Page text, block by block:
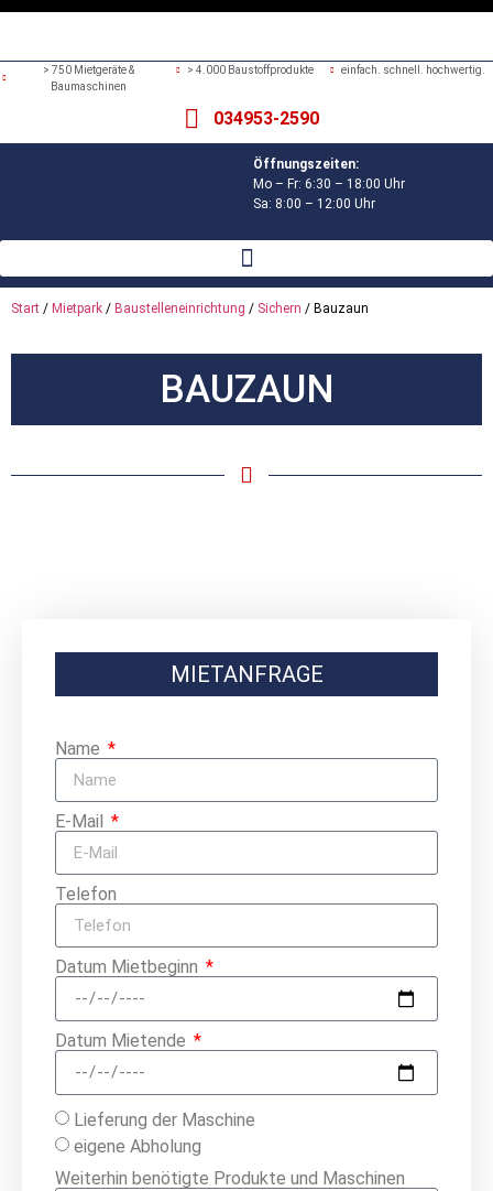
> 750 Mietgeräte &
Baumaschinen
> 4.000 Baustoffprodukte einfach. schnell. hochwertig.
034953-2590
Öffnungszeiten:
Mo – Fr: 6:30 – 18:00 Uhr
Sa: 8:00 – 12:00 Uhr
Start / Mietpark / Baustelleneinrichtung / Sichern / Bauzaun
BAUZAUN
MIETANFRAGE
Name
E-Mail
Telefon
Datum Mietbeginn
Datum Mietende
Lieferung der Maschine
eigene Abholung
Weiterhin benötigte Produkte und Maschinen